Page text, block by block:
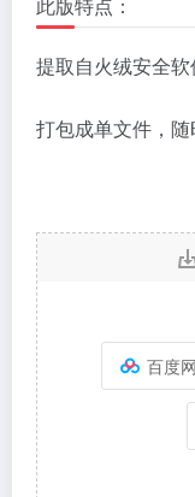
提取自火绒安全软
打包成单文件，
百度